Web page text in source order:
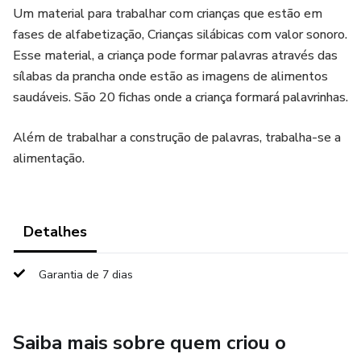
Um material para trabalhar com crianças que estão em
fases de alfabetização, Crianças silábicas com valor sonoro.
Esse material, a criança pode formar palavras através das
sílabas da prancha onde estão as imagens de alimentos
saudáveis. São 20 fichas onde a criança formará palavrinhas.
Além de trabalhar a construção de palavras, trabalha-se a
alimentação.
Detalhes
Garantia de 7 dias
Saiba mais sobre quem criou o